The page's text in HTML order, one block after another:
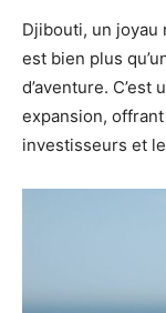
Djibouti, un joyau
est bien plus
d’aventure.
expansion,
investisseurs et